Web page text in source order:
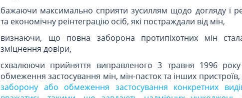
бажаючи максимально сприяти зусиллям щодо догляду і
та економічну реінтеграцію осіб, які постраждали від мін,
визнаючи, що повна заборона протипіхотних мін
зміцнення довіри,
схвалюючи прийняття виправленого 3 травня 1996
обмеження застосування мін, мін-пасток та інших
заборону або обмеження застосування конкретних